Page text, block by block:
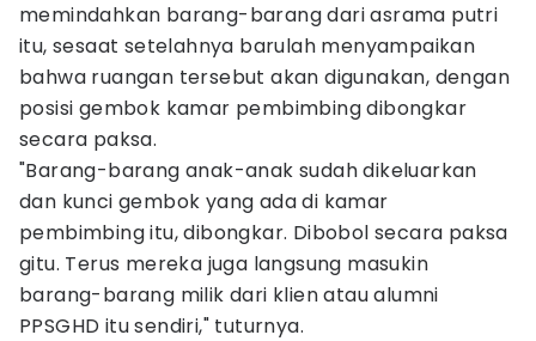
memindahkan barang-barang dari asrama putri
itu, sesaat setelahnya barulah menyampaikan
bahwa ruangan tersebut akan digunakan, dengan
posisi gembok kamar pembimbing dibongkar
secara paksa.
"Barang-barang anak-anak sudah dikeluarkan
dan kunci gembok yang ada di kamar
pembimbing itu, dibongkar. Dibobol secara paksa
gitu. Terus mereka juga langsung masukin
barang-barang milik dari klien atau alumni
PPSGHD itu sendiri," tuturnya.